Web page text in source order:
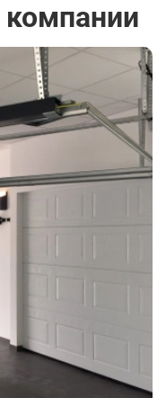
компании